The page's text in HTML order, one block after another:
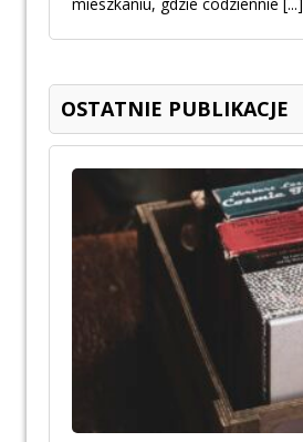
mieszkaniu, gdzie codziennie [...]
OSTATNIE PUBLIKACJE